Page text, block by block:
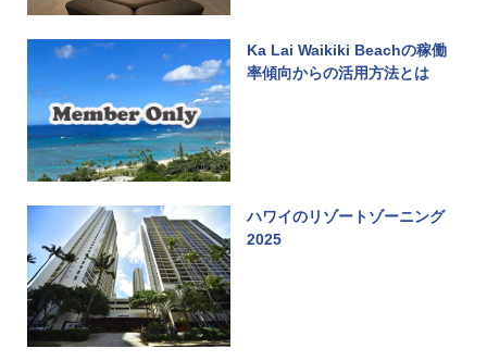
Ka Lai Waikiki Beachの稼働
率傾向からの活用方法とは
ハワイのリゾートゾーニング
2025